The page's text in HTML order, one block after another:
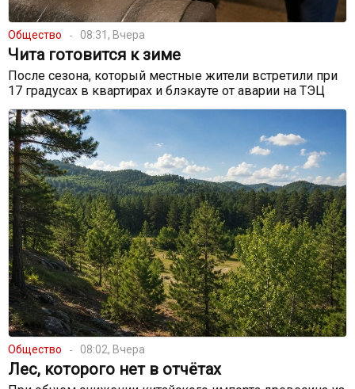
Общество 08:31, Вчера
Чита готовится к зиме
После сезона, который местные жители встретили при
17 градусах в квартирах и блэкауте от аварии на ТЭЦ
Общество 08:02, Вчера
Лес, которого нет в отчётах